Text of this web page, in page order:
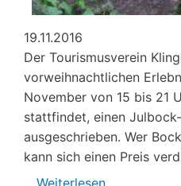
19.11.2016
Der Tourismusverein
vorweihnachtlichen
November von 15 bis 21
stattfindet, einen
ausgeschrieben. Wer
kann sich einen Preis